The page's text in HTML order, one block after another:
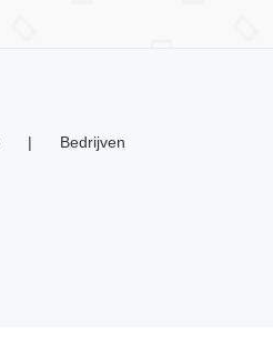
Bedrijven